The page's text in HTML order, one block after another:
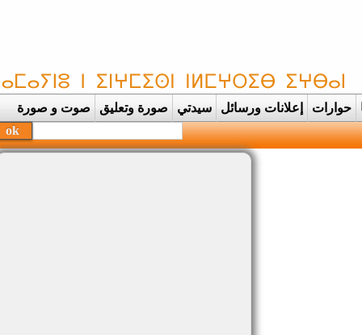
حوارات إعلانات ورسائل سيدتي صورة وتعليق صوت و صورة